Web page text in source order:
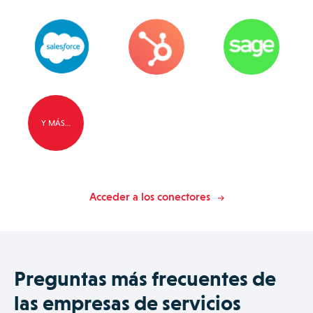
Y MÁS…
Acceder a los conectores
Preguntas más frecuentes de
las empresas de servicios